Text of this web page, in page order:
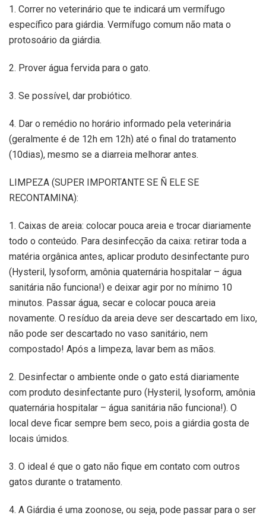
1. Correr no veterinário que te indicará um vermífugo
específico para giárdia. Vermífugo comum não mata o
protosoário da giárdia.
2. Prover água fervida para o gato.
3. Se possível, dar probiótico.
4. Dar o remédio no horário informado pela veterinária
(geralmente é de 12h em 12h) até o final do tratamento
(10dias), mesmo se a diarreia melhorar antes.
LIMPEZA (SUPER IMPORTANTE SE Ñ ELE SE
RECONTAMINA):
1. Caixas de areia: colocar pouca areia e trocar diariamente
todo o conteúdo. Para desinfecção da caixa: retirar toda a
matéria orgânica antes, aplicar produto desinfectante puro
(Hysteril, lysoform, amônia quaternária hospitalar – água
sanitária não funciona!) e deixar agir por no mínimo 10
minutos. Passar água, secar e colocar pouca areia
novamente. O resíduo da areia deve ser descartado em lixo,
não pode ser descartado no vaso sanitário, nem
compostado! Após a limpeza, lavar bem as mãos.
2. Desinfectar o ambiente onde o gato está diariamente
com produto desinfectante puro (Hysteril, lysoform, amônia
quaternária hospitalar – água sanitária não funciona!). O
local deve ficar sempre bem seco, pois a giárdia gosta de
locais úmidos.
3. O ideal é que o gato não fique em contato com outros
gatos durante o tratamento.
4. A Giárdia é uma zoonose, ou seja, pode passar para o ser